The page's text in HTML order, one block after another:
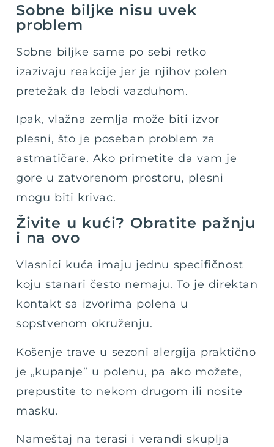
Sobne biljke nisu uvek
problem
Sobne biljke same po sebi retko
izazivaju reakcije jer je njihov polen
pretežak da lebdi vazduhom.
Ipak, vlažna zemlja može biti izvor
plesni, što je poseban problem za
astmatičare. Ako primetite da vam je
gore u zatvorenom prostoru, plesni
mogu biti krivac.
Živite u kući? Obratite pažnju
i na ovo
Vlasnici kuća imaju jednu specifičnost
koju stanari često nemaju. To je direktan
kontakt sa izvorima polena u
sopstvenom okruženju.
Košenje trave u sezoni alergija praktično
je „kupanje” u polenu, pa ako možete,
prepustite to nekom drugom ili nosite
masku.
Nameštaj na terasi i verandi skuplja